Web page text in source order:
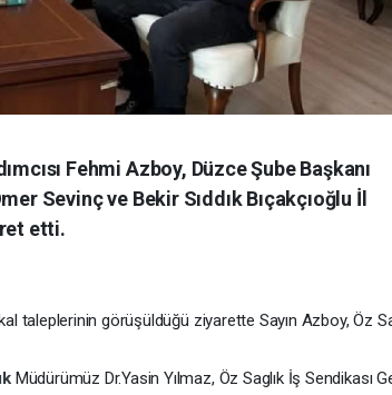
Fehmi Azboy, Düzce Şube Başkanı
Sevinç ve Bekir Sıddık Bıçakçıoğlu İl
etti.
taleplerinin görüşüldüğü ziyarette Sayın Azboy, Öz
Müdürümüz Dr.Yasin Yılmaz, Öz Saglık İş Sendikası